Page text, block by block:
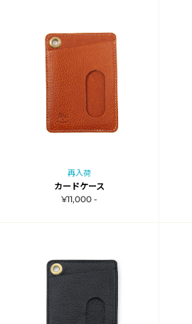
再入荷
カードケース
¥11,000 -